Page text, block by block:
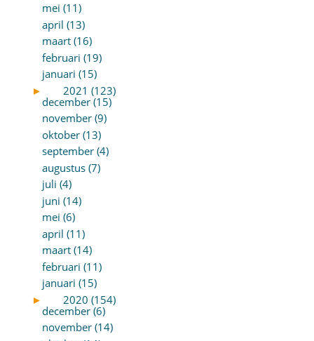
mei (11)
april (13)
maart (16)
februari (19)
januari (15)
►
2021 (123)
december (15)
november (9)
oktober (13)
september (4)
augustus (7)
juli (4)
juni (14)
mei (6)
april (11)
maart (14)
februari (11)
januari (15)
►
2020 (154)
december (6)
november (14)